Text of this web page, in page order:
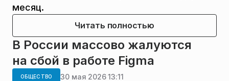
месяц.
Читать полностью
В России массово жалуются
на сбой в работе Figma
ОБЩЕСТВО 30 мая 2026 13:11